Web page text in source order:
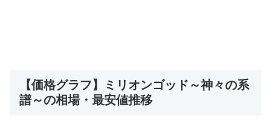
【価格グラフ】ミリオンゴッド～神々の系
譜～の相場・最安値推移